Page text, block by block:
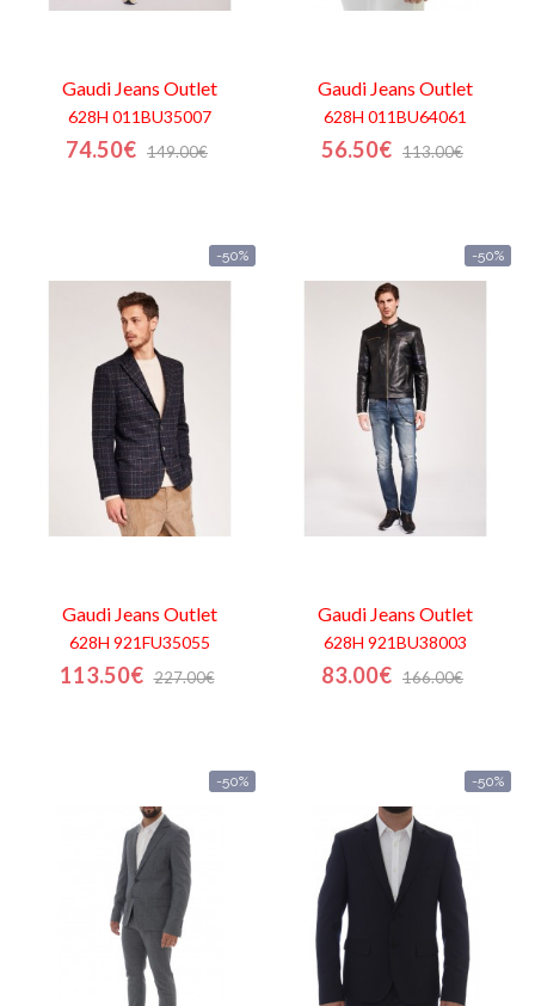
Gaudi Jeans Outlet
628H 011BU35007
74.50€ 149.00€
Gaudi Jeans Outlet
628H 011BU64061
56.50€ 113.00€
-50%
Gaudi Jeans Outlet
628H 921FU35055
113.50€ 227.00€
-50%
Gaudi Jeans Outlet
628H 921BU38003
83.00€ 166.00€
-50% -50%